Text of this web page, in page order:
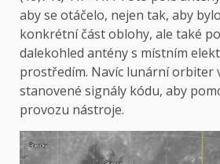
aby se otáčelo, nejen tak, aby
konkrétní část oblohy, ale také
dalekohled antény s místním
prostředím. Navíc lunární orbiter
stanovené signály kódu, aby
provozu nástroje.